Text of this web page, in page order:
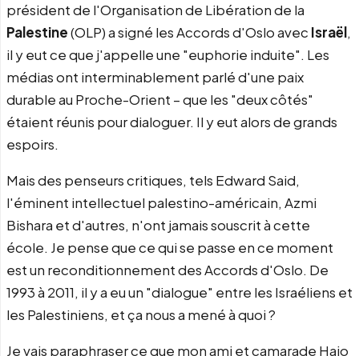
président de l'Organisation de Libération de la
Palestine(OLP) a signé les Accords d'Oslo avec Israël,
il y eut ce que j'appelle une "euphorie induite". Les
médias ont interminablement parlé d'une paix
durable au Proche-Orient – que les "deux côtés"
étaient réunis pour dialoguer. Il y eut alors de grands
espoirs.
Mais des penseurs critiques, tels Edward Said,
l'éminent intellectuel palestino-américain, Azmi
Bishara et d'autres, n'ont jamais souscrit à cette
école. Je pense que ce qui se passe en ce moment
est un reconditionnement des Accords d'Oslo. De
1993 à 2011, il y a eu un "dialogue" entre les Israéliens et
les Palestiniens, et ça nous a mené à quoi ?
Je vais paraphraser ce que mon ami et camarade Hajo